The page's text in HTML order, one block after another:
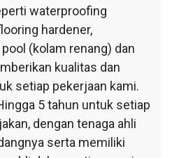
waterproofing
hardener,
(kolam renang) dan
kualitas dan
setiap pekerjaan kami.
5 tahun untuk setiap
dengan tenaga ahli
serta memiliki